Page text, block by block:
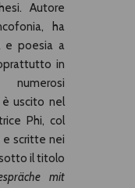
Autore
ha
e poesia a
in
è uscito nel
Phi, col
scritte nei
il titolo
mit